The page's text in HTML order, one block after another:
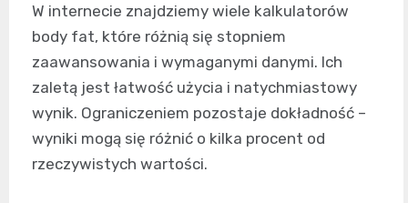
W internecie znajdziemy wiele kalkulatorów
body fat, które różnią się stopniem
zaawansowania i wymaganymi danymi. Ich
zaletą jest łatwość użycia i natychmiastowy
wynik. Ograniczeniem pozostaje dokładność –
wyniki mogą się różnić o kilka procent od
rzeczywistych wartości.